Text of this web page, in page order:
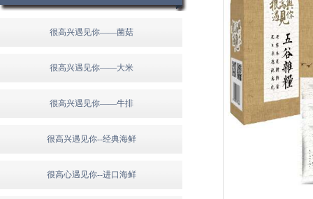
很高兴遇见你——菌菇
很高兴遇见你——大米
很高兴遇见你——牛排
很高兴遇见你--经典海鲜
很高心遇见你--进口海鲜